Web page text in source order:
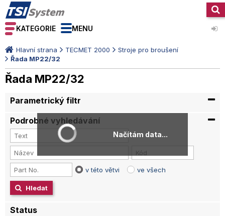
KATEGORIE MENU
Hlavní strana TECMET 2000
Stroje pro broušení
Řada MP22/32
Řada MP22/32
Parametrický filtr
Podrobné vyhledávání
v této větvi ve všech
Hledat
Status
Načítám data...